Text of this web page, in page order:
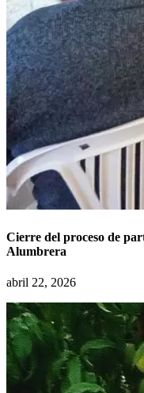
Cierre del proceso de
Alumbrera
abril 22, 2026